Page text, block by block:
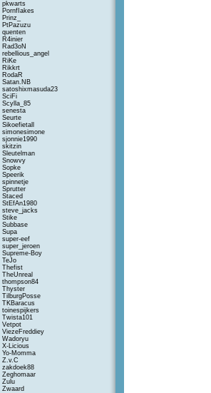
pkwarts
PornfIakes
Prinz_
PtPazuzu
quenten
R4inier
Rad3oN
rebellious_angel
RiKe
Rikkrt
RodaR
Satan.NB
satoshixmasuda23
SciFi
Scylla_85
senesta
Seurte
Sikoefietall
simonesimone
sjonnie1990
skitzin
Sleutelman
Snowvy
Sopke
Speerik
spinnetje
Sprutter
Staced
StEfAn1980
steve_jacks
Stike
Subbase
Supa
super-eef
super_jeroen
Supreme-Boy
TeJo
Thefist
TheUnreal
thompson84
Thyster
TilburgPosse
TKBaracus
toinespijkers
Twista101
Vetpot
ViezeFreddiey
Wadoryu
X-Licious
Yo-Momma
Z.v.C
zakdoek88
Zeghomaar
Zulu
Zwaard